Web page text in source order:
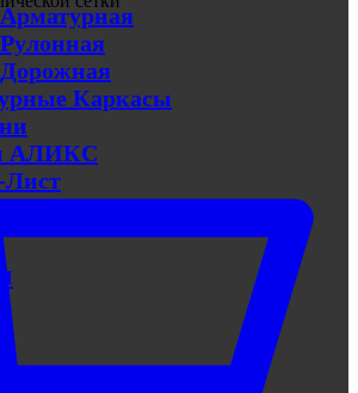
Каркасы
АЛИКС
Лист